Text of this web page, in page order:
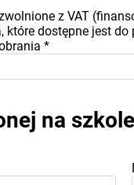
z VAT
które dostępne jest
*
na